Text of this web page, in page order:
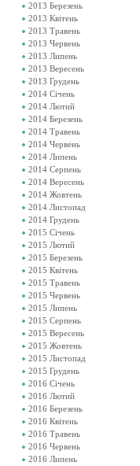
2013 Березень
2013 Квітень
2013 Травень
2013 Червень
2013 Липень
2013 Вересень
2013 Грудень
2014 Січень
2014 Лютий
2014 Березень
2014 Травень
2014 Червень
2014 Липень
2014 Серпень
2014 Вересень
2014 Жовтень
2014 Листопад
2014 Грудень
2015 Січень
2015 Лютий
2015 Березень
2015 Квітень
2015 Травень
2015 Червень
2015 Липень
2015 Серпень
2015 Вересень
2015 Жовтень
2015 Листопад
2015 Грудень
2016 Січень
2016 Лютий
2016 Березень
2016 Квітень
2016 Травень
2016 Червень
2016 Липень